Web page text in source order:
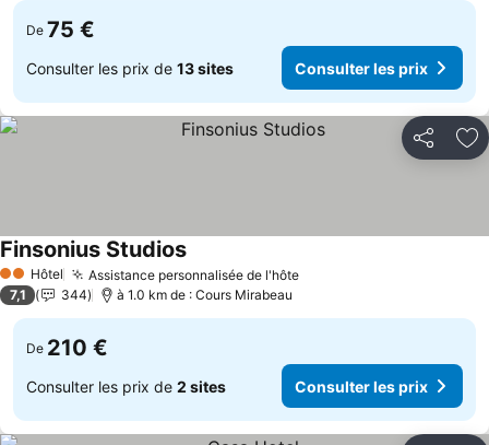
De 75 €
Consulter les prix de 13 sites Consulter les prix
Partager
2 Étoiles
Hôtel Assistance personnalisée de l'hôte
Finsonius Studios
7,1 344 à 1.0 km de : Cours Mirabeau
De 210 €
Consulter les prix de 2 sites Consulter les prix